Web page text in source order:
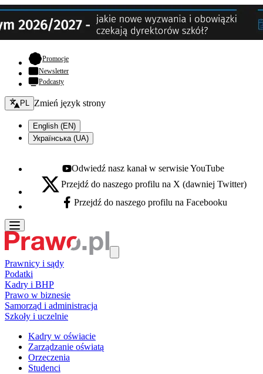
Promocje- otwiera się w nowej karcie
Newsletter
Podcasty
Zmień język - bieżący:
PL Zmień język strony
English (EN)
Українська (UA)
Youtube - otwiera się w nowej karcie
Odwiedź nasz kanał w serwisie YouTube
X - otwiera się w nowej karcie
Przejdź do naszego profilu na X (dawniej Twitter)
Facebook - otwiera się w nowej karcie
Przejdź do naszego profilu na Facebooku
Prawnicy i sądy
Podatki
Kadry i BHP
Prawo w biznesie
Samorząd i administracja
Szkoły i uczelnie
Kadry w oświacie
Zarządzanie oświatą
Orzeczenia
Studenci